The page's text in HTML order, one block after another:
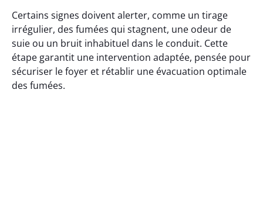
Certains signes doivent alerter, comme un tirage
irrégulier, des fumées qui stagnent, une odeur de
suie ou un bruit inhabituel dans le conduit. Cette
étape garantit une intervention adaptée, pensée pour
sécuriser le foyer et rétablir une évacuation optimale
des fumées.